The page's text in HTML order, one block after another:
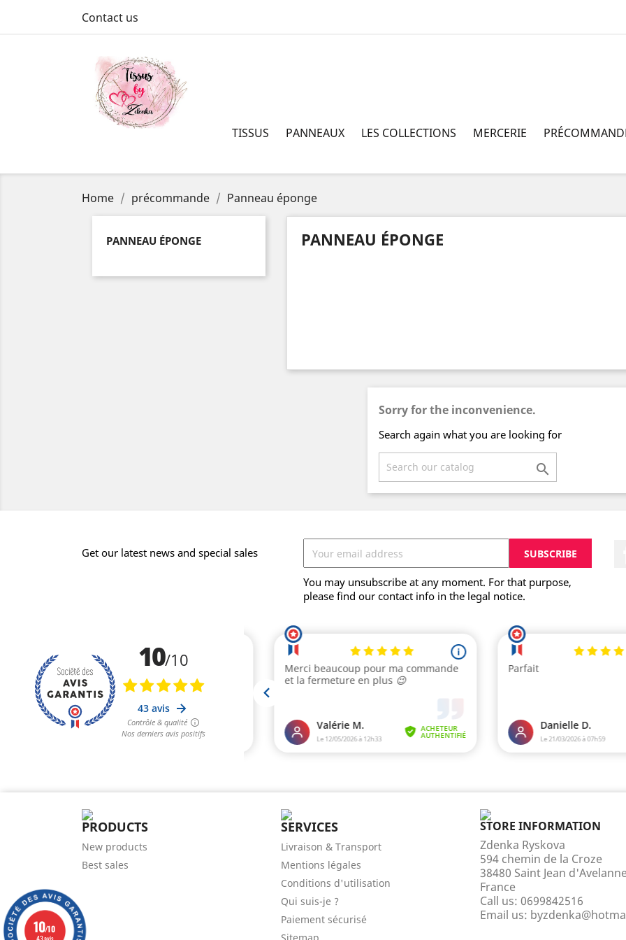
Contact us
TISSUS PANNEAUX LES COLLECTIONS MERCERIE
Home précommande Panneau éponge
PANNEAU ÉPONGE PANNEAU ÉPONGE
Sorry for the inconvenience.
Search again what you are looking for

Get our latest news and special sales
You may unsubscribe at any moment. For that purpose,
please find our contact info in the legal notice.
PRODUCTS
New products
Best sales
SERVICES
Livraison & Transport
Mentions légales
Conditions d'utilisation
Qui suis-je ?
Paiement sécurisé
STORE INFORMATION
Zdenka Ryskova
594 chemin de la Croze
38480 Saint Jean
France
Call us: 0699842516
Email us:
10/10